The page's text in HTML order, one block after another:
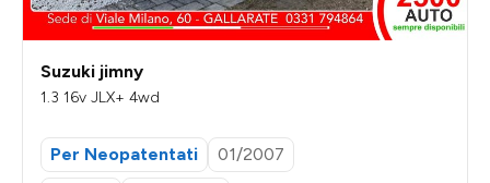
Suzuki jimny
1.3 16v JLX+ 4wd
Per Neopatentati
01/2007